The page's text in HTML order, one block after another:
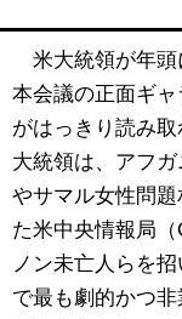
米大統領が年頭
本会議の正面ギ
がはっきり読み取
大統領は、アフ
やサマル女性問
た米中央情報局
ノン未亡人らを
で最も劇的かつ